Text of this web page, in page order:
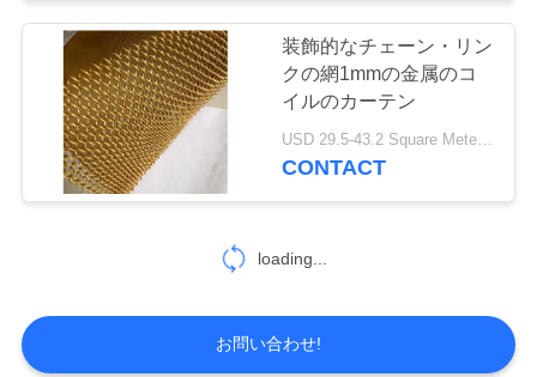
引
求
下
装飾的なチェーン・リン
クの網1mmの金属のコ
イルのカーテン
USD 29.5-43.2 Square Meters MOQ:10平方メートル
CONTACT
loading...
お問い合わせ!